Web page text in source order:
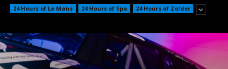
24 Hours of Le Mans 24 Hours of Spa 24 Hours of Zolder